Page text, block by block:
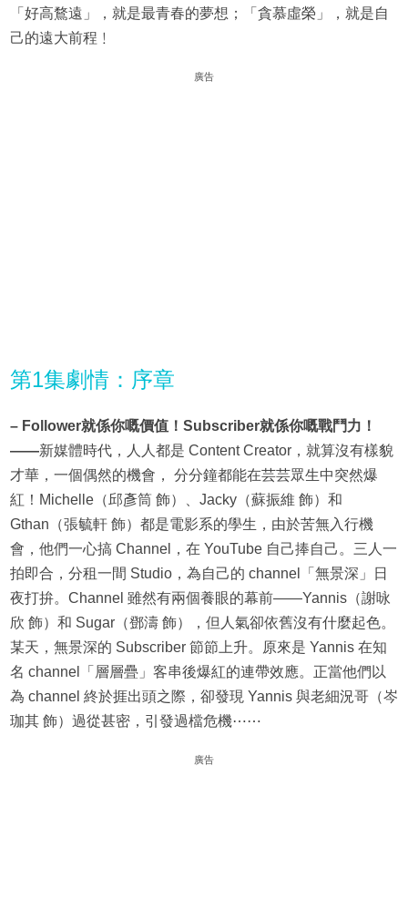
「好高鶩遠」，就是最青春的夢想；「貪慕虛榮」，就是自
己的遠大前程﹗
廣告
第1集劇情：序章
– Follower就係你嘅價值！Subscriber就係你嘅戰鬥力！
——新媒體時代，人人都是 Content Creator，就算沒有樣貌
才華，一個偶然的機會， 分分鐘都能在芸芸眾生中突然爆
紅！Michelle（邱彥筒 飾）、Jacky（蘇振維 飾）和
Gthan（張毓軒 飾）都是電影系的學生，由於苦無入行機
會，他們一心搞 Channel，在 YouTube 自己捧自己。三人一
拍即合，分租一間 Studio，為自己的 channel「無景深」日
夜打拚。Channel 雖然有兩個養眼的幕前——Yannis（謝咏
欣 飾）和 Sugar（鄧濤 飾），但人氣卻依舊沒有什麼起色。
某天，無景深的 Subscriber 節節上升。原來是 Yannis 在知
名 channel「層層疊」客串後爆紅的連帶效應。正當他們以
為 channel 終於捱出頭之際，卻發現 Yannis 與老細況哥（岑
珈其 飾）過從甚密，引發過檔危機⋯⋯
廣告